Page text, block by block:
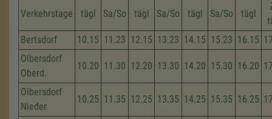
Verkehrstage tägl Sa/So tägl Sa/So tägl Sa/So tägl
Bertsdorf
10.15 11.23 12.15 13.23 14.15 15.23 16.15
Olbersdorf
Oberd.
10.20 11.30 12.20 13.30 14.20 15.30 16.20
Olbersdorf
Nieder
10.25 11.35 12.25 13.35 14.25 15.35 16.25